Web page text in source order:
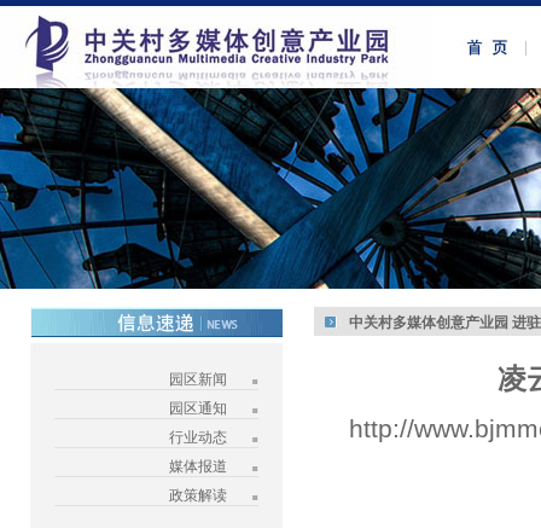
园区新闻
园区通知
行业动态
媒体报道
政策解读
中关村多媒体创意产业园 进
凌
http://